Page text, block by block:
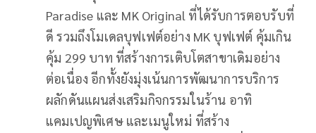
Paradise และ MK Original ที่ได้รับการตอบรับที่
ดี รวมถึงโมเดลบุฟเฟต์อย่าง MK บุฟเฟต์ คุ้มเกิน
คุ้ม 299 บาท ที่สร้างการเติบโตสาขาเดิมอย่าง
ต่อเนื่อง อีกทั้งยังมุ่งเน้นการพัฒนาการบริการ
ผลักดันแผนส่งเสริมกิจกรรมในร้าน อาทิ
แคมเปญพิเศษ และเมนูใหม่ ที่สร้าง